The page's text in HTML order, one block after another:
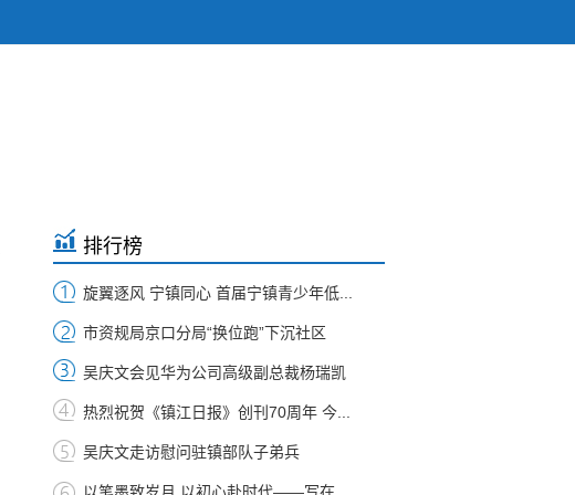
排行榜
旋翼逐风 宁镇同心 首届宁镇青少年低...
市资规局京口分局“换位跑”下沉社区
吴庆文会见华为公司高级副总裁杨瑞凯
热烈祝贺《镇江日报》创刊70周年 今...
吴庆文走访慰问驻镇部队子弟兵